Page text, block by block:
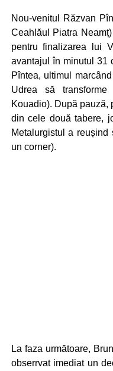
Nou-venitul Răzvan
Ceahlăul Piatra
pentru finalizarea lui
avantajul în minutul 31
Pîntea, ultimul
Udrea să
Kouadio). După pauză,
din cele două tabere,
Metalurgistul a
un corner).
La faza următoare,
obserrvat imediat un